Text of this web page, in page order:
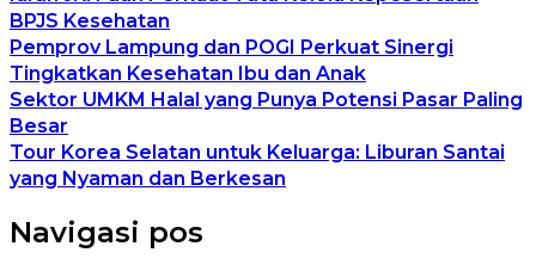
BPJS Kesehatan
Pemprov Lampung dan POGI Perkuat Sinergi
Tingkatkan Kesehatan Ibu dan Anak
Sektor UMKM Halal yang Punya Potensi Pasar Paling
Besar
Tour Korea Selatan untuk Keluarga: Liburan Santai
yang Nyaman dan Berkesan
Navigasi pos